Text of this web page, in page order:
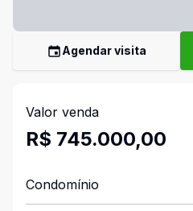
Agendar visita
Valor venda
R$ 745.000,00
Condomínio